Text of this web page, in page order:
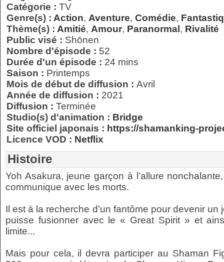
Catégorie : TV
Genre(s) : Action, Aventure, Comédie,
Thème(s) : Amitié, Amour, Paranormal , Rivalité
Public visé : Shōnen
Nombre d'épisode : 52
Durée d'un épisode : 24 mins
Saison : Printemps
Mois de début de diffusion : Avril
Année de diffusion : 2021
Diffusion : Terminée
Studio(s) d'animation : Bridge
Site officiel japonais : https://shamanking-
Licence VOD : Netflix
Histoire
Yoh Asakura, jeune garçon à l’allure
communique avec les morts.
Il est à la recherche d’un fantôme pour devenir
puisse fusionner avec le « Great Spirit » et
limite...
Mais pour cela, il devra participer au Shaman